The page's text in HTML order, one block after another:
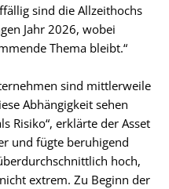
sind die Allzeithochs
Jahr 2026, wobei
Thema bleibt.“
sind mittlerweile
Abhängigkeit sehen
Risiko“, erklärte der Asset
und fügte beruhigend
hoch,
extrem. Zu Beginn der